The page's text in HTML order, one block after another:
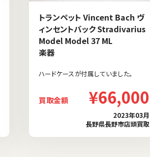
トランペット Vincent Bach ヴ
ィンセントバック Stradivarius
Model Model 37 ML
楽器
ハードケースが付属していました。
買取金額 ¥66,000
2023年03月
長野県長野市店頭買取